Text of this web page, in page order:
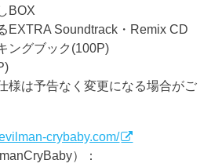
BOX
EXTRA Soundtrack・Remix CD
ングブック(100P)
様は予告なく変更になる場合がご
crybaby.com/
）：